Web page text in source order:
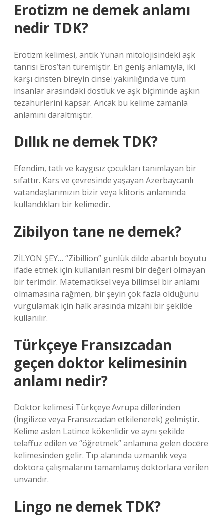
Erotizm ne demek anlamı
nedir TDK?
Erotizm kelimesi, antik Yunan mitolojisindeki aşk
tanrısı Eros’tan türemiştir. En geniş anlamıyla, iki
karşı cinsten bireyin cinsel yakınlığında ve tüm
insanlar arasındaki dostluk ve aşk biçiminde aşkın
tezahürlerini kapsar. Ancak bu kelime zamanla
anlamını daraltmıştır.
Dıllık ne demek TDK?
Efendim, tatlı ve kaygısız çocukları tanımlayan bir
sıfattır. Kars ve çevresinde yaşayan Azerbaycanlı
vatandaşlarımızın bizir veya klitoris anlamında
kullandıkları bir kelimedir.
Zibilyon tane ne demek?
ZİLYON ŞEY… “Zibillion” günlük dilde abartılı boyutu
ifade etmek için kullanılan resmi bir değeri olmayan
bir terimdir. Matematiksel veya bilimsel bir anlamı
olmamasına rağmen, bir şeyin çok fazla olduğunu
vurgulamak için halk arasında mizahi bir şekilde
kullanılır.
Türkçeye Fransızcadan
geçen doktor kelimesinin
anlamı nedir?
Doktor kelimesi Türkçeye Avrupa dillerinden
(İngilizce veya Fransızcadan etkilenerek) gelmiştir.
Kelime aslen Latince kökenlidir ve aynı şekilde
telaffuz edilen ve “öğretmek” anlamına gelen docēre
kelimesinden gelir. Tıp alanında uzmanlık veya
doktora çalışmalarını tamamlamış doktorlara verilen
unvandır.
Lingo ne demek TDK?